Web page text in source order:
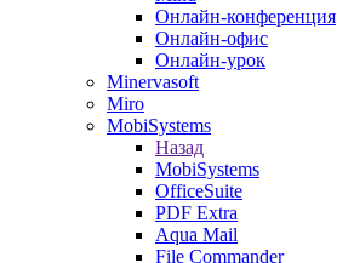
Онлайн-конференция
Онлайн-офис
Онлайн-урок
Minervasoft
Miro
MobiSystems
Назад
MobiSystems
OfficeSuite
PDF Extra
Aqua Mail
File Commander